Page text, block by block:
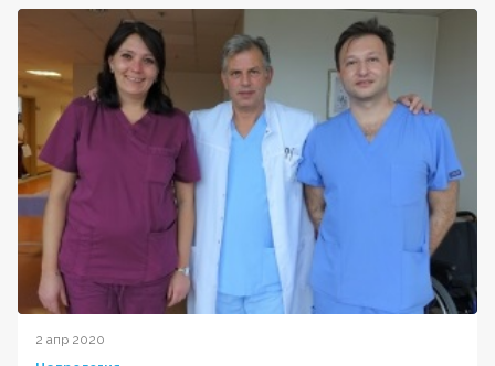
2 апр 2020